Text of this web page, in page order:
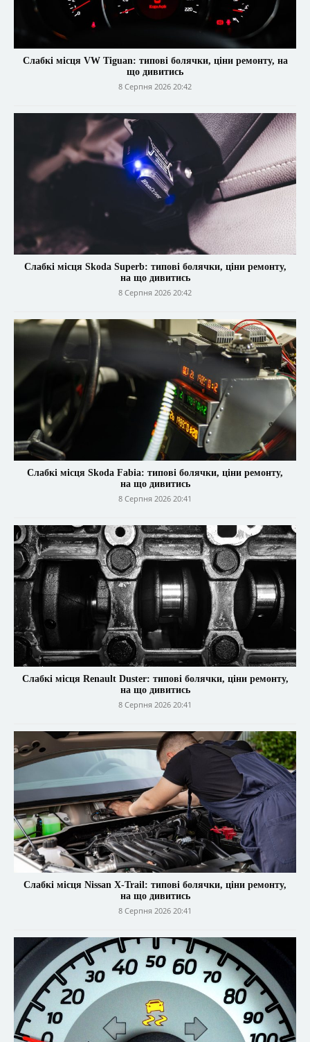
Слабкі місця VW Tiguan: типові болячки, ціни ремонту, на
що дивитись
8 Серпня 2026 20:42
Слабкі місця Skoda Superb: типові болячки, ціни ремонту,
на що дивитись
8 Серпня 2026 20:42
Слабкі місця Skoda Fabia: типові болячки, ціни ремонту,
на що дивитись
8 Серпня 2026 20:41
Слабкі місця Renault Duster: типові болячки, ціни ремонту,
на що дивитись
8 Серпня 2026 20:41
Слабкі місця Nissan X-Trail: типові болячки, ціни ремонту,
на що дивитись
8 Серпня 2026 20:41